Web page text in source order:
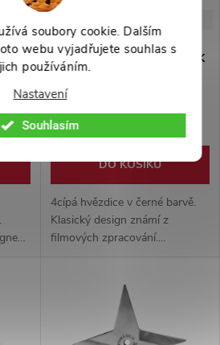
soubory cookie. Dalším
webu vyjadřujete souhlas s
používáním.
Nastavení
Souhlasím
Vrhací ninja hvězdice "BLACK
SHURIKEN"
189 Kč
Skladem
DO KOŠÍKU
4cípá hvězdice v černé barvě.
Klasický design známí z
filmových zpracování.
nylonové pouzdro.